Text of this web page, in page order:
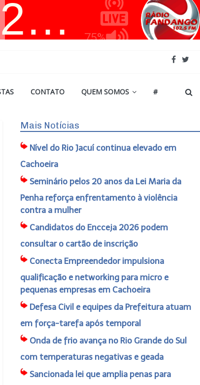
CONTATO QUEM SOMOS #
Mais Notícias
Nível do Rio Jacuí continua elevado em
Cachoeira
Seminário pelos 20 anos da Lei Maria da
Penha reforça enfrentamento à violência
contra a mulher
Candidatos do Encceja 2026 podem
consultar o cartão de inscrição
Conecta Empreendedor impulsiona
qualificação e networking para micro e
pequenas empresas em Cachoeira
Defesa Civil e equipes da Prefeitura atuam
em força-tarefa após temporal
Onda de frio avança no Rio Grande do Sul
com temperaturas negativas e geada
Sancionada lei que amplia penas para